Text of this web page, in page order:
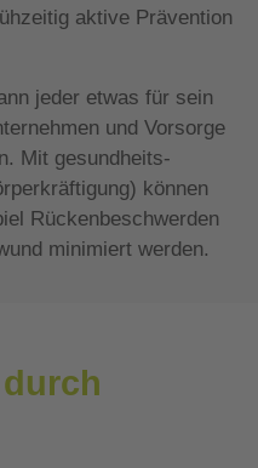
aktive Prävention
jeder etwas für sein
und Vorsorge
Mit gesundheits­
können
Rückenbeschwerden
minimiert werden.